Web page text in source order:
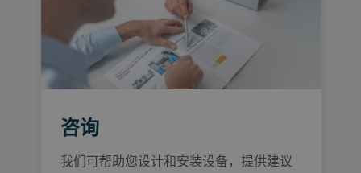
咨询
我们可帮助您设计和安装设备，提供建议